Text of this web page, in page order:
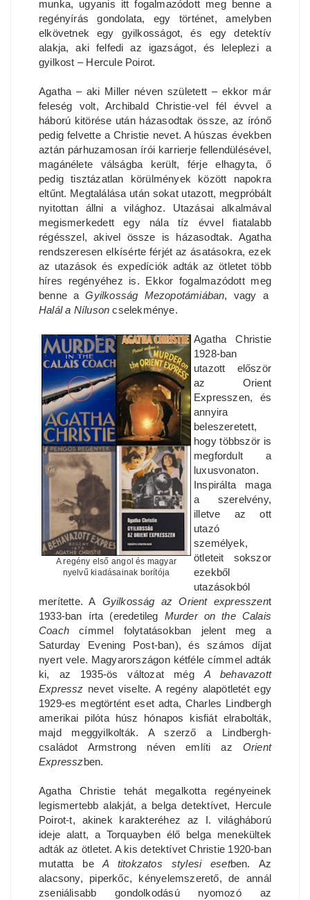
munka, ugyanis itt fogalmazódott meg benne a
regényírás gondolata, egy történet, amelyben
elkövetnek egy gyilkosságot, és egy detektív
alakja, aki felfedi az igazságot, és leleplezi a
gyilkost – Hercule Poirot.
Agatha – aki Miller néven született – ekkor már
feleség volt, Archibald Christie-vel fél évvel a
háború kitörése után házasodtak össze, az írónő
pedig felvette a Christie nevet. A húszas években
aztán párhuzamosan írói karrierje fellendülésével,
magánélete válságba került, férje elhagyta, ő
pedig tisztázatlan körülmények között napokra
eltűnt. Megtalálása után sokat utazott, megpróbált
nyitottan állni a világhoz. Utazásai alkalmával
megismerkedett egy nála tíz évvel fiatalabb
régésszel, akivel össze is házasodtak. Agatha
rendszeresen elkísérte férjét az ásatásokra, ezek
az utazások és expedíciók adták az ötletet több
híres regényéhez is. Ekkor fogalmazódott meg
benne aGyilkosság Mezopotámiában, vagy a
Halál a Níluson cselekménye.
A regény első angol és magyar
nyelvű kiadásainak borítója
Agatha Christie
1928-ban
utazott először
az Orient
Expresszen, és
annyira
beleszeretett,
hogy többször is
megfordult a
luxusvonaton.
Inspirálta maga
a szerelvény,
illetve az ott
utazó
személyek,
ötleteit sokszor
ezekből
utazásokból
merítette. A Gyilkosság az Orient expresszent
1933-ban írta (eredetileg Murder on the Calais
Coach címmel folytatásokban jelent meg a
Saturday Evening Post-ban), és számos díjat
nyert vele. Magyarországon kétféle címmel adták
ki, az 1935-ös változat még A behavazott
Expressz nevet viselte. A regény alapötletét egy
1929-es megtörtént eset adta, Charles Lindbergh
amerikai pilóta húsz hónapos kisfiát elrabolták,
majd meggyilkolták. A szerző a Lindbergh-
családot Armstrong néven említi az Orient
Expresszben.
Agatha Christie tehát megalkotta regényeinek
legismertebb alakját, a belga detektívet, Hercule
Poirot-t, akinek karakteréhez az I. világháború
ideje alatt, a Torquayben élő belga menekültek
adták az ötletet. A kis detektívet Christie 1920-ban
mutatta beA titokzatos stylesi esetben. Az
alacsony, piperkőc, kényelemszerető, de annál
zseniálisabb gondolkodású nyomozó az